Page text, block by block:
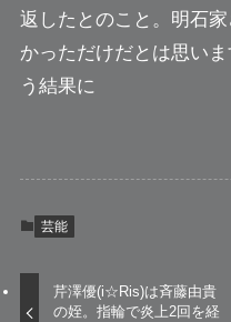
返したとのこと。明石
かっただけだとは思い
う結果に
芸能
芹澤優(i☆Ris)は斉藤由貴
の姪。指輪で炎上2回を経